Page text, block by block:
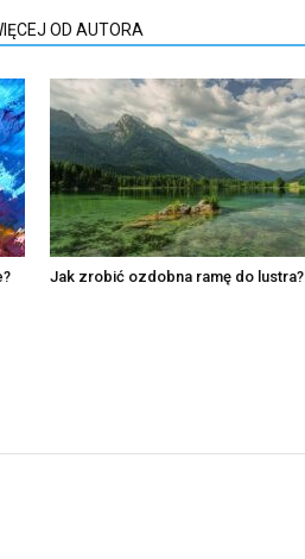
OD AUTORA
Jak zrobić ozdobna ramę do lustra?